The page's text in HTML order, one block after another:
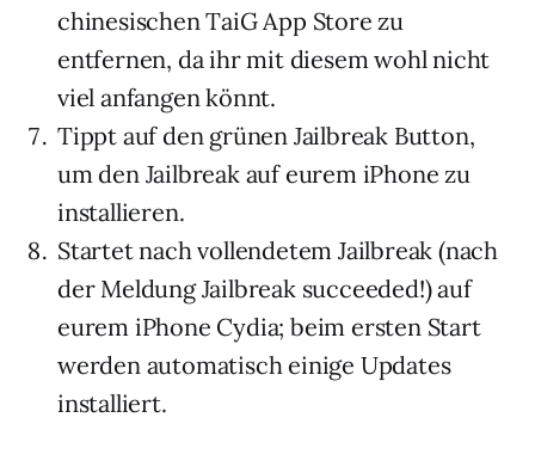
chinesischen TaiG App Store zu
entfernen, da ihr mit diesem wohl nicht
viel anfangen könnt.
Tippt auf den grünen Jailbreak Button,
um den Jailbreak auf eurem iPhone zu
installieren.
Startet nach vollendetem Jailbreak (nach
der Meldung Jailbreak succeeded!) auf
eurem iPhone Cydia; beim ersten Start
werden automatisch einige Updates
installiert.